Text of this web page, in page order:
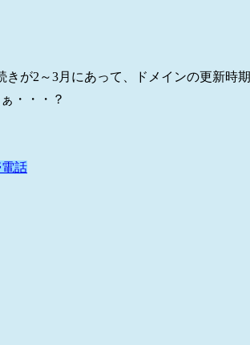
が2～3月にあって、ドメインの更新時期
・・・？
話